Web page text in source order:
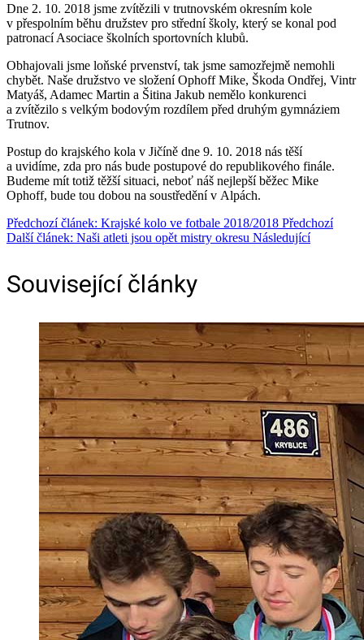
Dne 2. 10. 2018 jsme zvítězili v trutnovském okresním kole
v přespolním běhu družstev pro střední školy, který se konal pod
patronací Asociace školních sportovních klubů.
Obhajovali jsme loňské prvenství, tak jsme samozřejmě nemohli
chybět. Naše družstvo ve složení Ophoff Mike, Škoda Ondřej, Vintr
Matyáš, Adamec Martin a Šitina Jakub nemělo konkurenci
a zvítězilo s velkým bodovým rozdílem před druhým gymnáziem
Trutnov.
Postup do krajského kola v Jičíně dne 9. 10. 2018 nás těší
a uvidíme, zda pro nás bude postupové do republikového finále.
Budeme mít totiž těžší situaci, neboť náš nejlepší běžec Mike
Ophoff, bude tou dobou na soustředění v Alpách.
Předchozí článek: Krajské kolo ve fotbale 2018/2018 Předchozí
Další článek: Naši atleti jsou opět mistry okresu Následující
Související články